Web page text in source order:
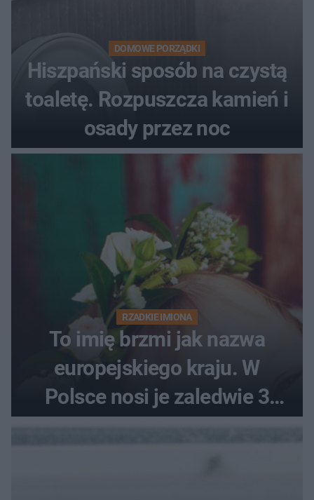
DOMOWE PORZĄDKI
Hiszpański sposób na czystą
toaletę. Rozpuszcza kamień i
osady przez noc
RZADKIE IMIONA
To imię brzmi jak nazwa
europejskiego kraju. W
Polsce nosi je zaledwie 3
kobiety